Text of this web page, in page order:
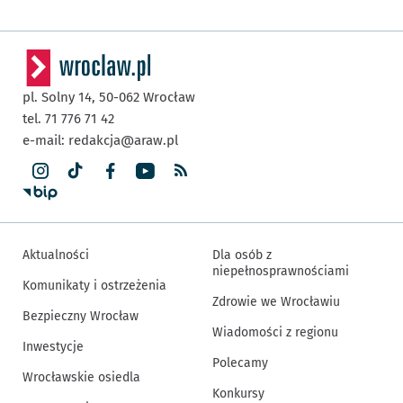
pl. Solny 14, 50-062 Wrocław
tel. 71 776 71 42
e-mail: redakcja@araw.pl
Aktualności
Komunikaty i ostrzeżenia
Bezpieczny Wrocław
Inwestycje
Wrocławskie osiedla
Dla osób z
niepełnosprawnościami
Zdrowie we Wrocławiu
Wiadomości z regionu
Polecamy
Konkursy